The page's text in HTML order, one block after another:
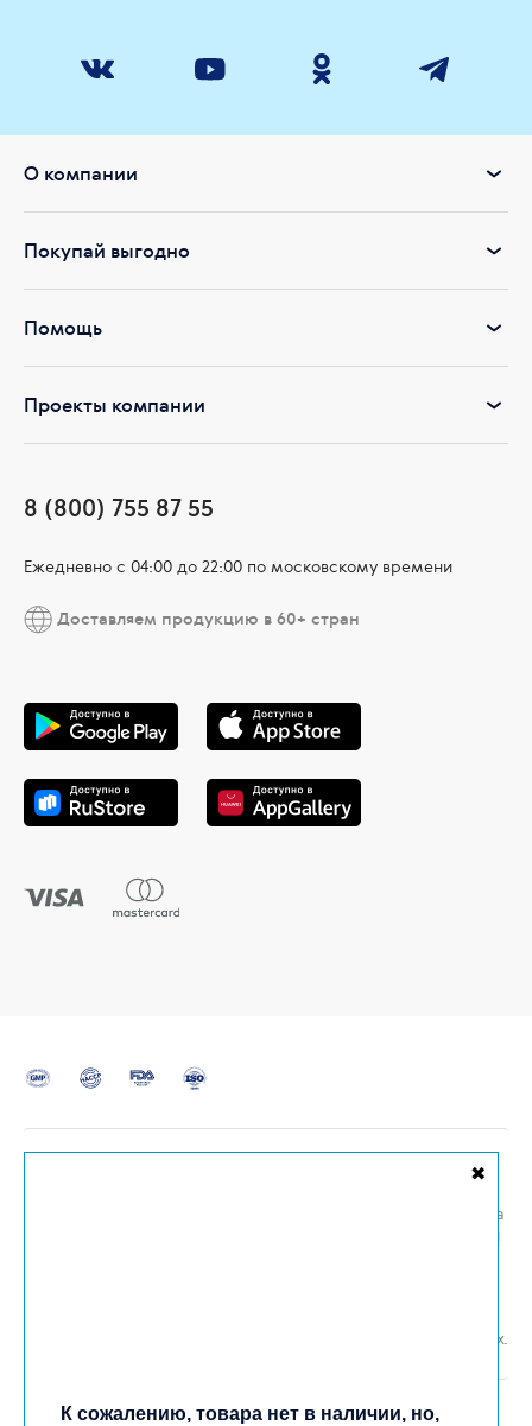
✖
К сожалению, товара нет в наличии, но,
О компании
Покупай выгодно
Помощь
Проекты компании
8 (800) 755 87 55
Ежедневно c 04:00 до 22:00 по московскому времени
Доставляем продукцию в 60+ стран
Мы гарантируем надлежащее качество реализуемого товара
магазины
приобретаете товар на сторонних сайтах или маркетплейсах.